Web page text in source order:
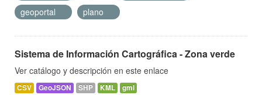
geoportal
plano
Sistema de Información Cartográfica - Zona verde
Ver catálogo y descripción en este enlace
CSV GeoJSON SHP KML gml